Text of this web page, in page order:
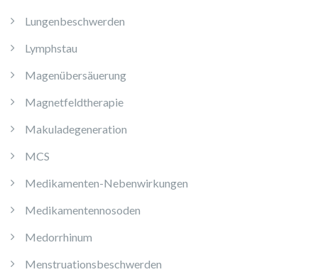
Lungenbeschwerden
Lymphstau
Magenübersäuerung
Magnetfeldtherapie
Makuladegeneration
MCS
Medikamenten-Nebenwirkungen
Medikamentennosoden
Medorrhinum
Menstruationsbeschwerden